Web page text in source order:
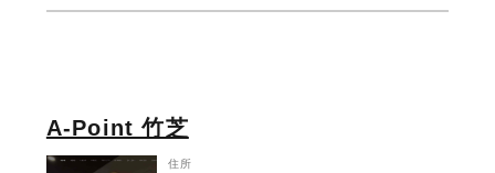
A-Point 竹芝
住所